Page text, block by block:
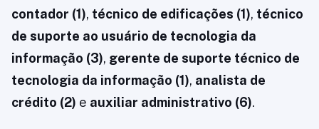
contador (1), técnico de edificações (1), técnico
de suporte ao usuário de tecnologia da
informação (3), gerente de suporte técnico de
tecnologia da informação (1), analista de
crédito (2) e auxiliar administrativo (6).